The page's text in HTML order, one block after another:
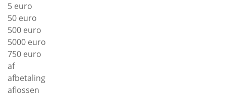
5 euro
50 euro
500 euro
5000 euro
750 euro
af
afbetaling
aflossen